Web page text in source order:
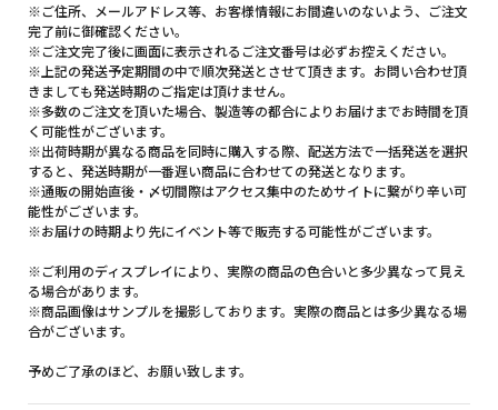
※ご住所、メールアドレス等、お客様情報にお間違いのないよう、ご注文
完了前に御確認ください。
※ご注文完了後に画面に表示されるご注文番号は必ずお控えください。
※上記の発送予定期間の中で順次発送とさせて頂きます。お問い合わせ頂
きましても発送時期のご指定は頂けません。
※多数のご注文を頂いた場合、製造等の都合によりお届けまでお時間を頂
く可能性がございます。
※出荷時期が異なる商品を同時に購入する際、配送方法で一括発送を選択
すると、発送時期が一番遅い商品に合わせての発送となります。
※通販の開始直後・〆切間際はアクセス集中のためサイトに繋がり辛い可
能性がございます。
※お届けの時期より先にイベント等で販売する可能性がございます。
※ご利用のディスプレイにより、実際の商品の色合いと多少異なって見え
る場合があります。
※商品画像はサンプルを撮影しております。実際の商品とは多少異なる場
合がございます。
予めご了承のほど、お願い致します。